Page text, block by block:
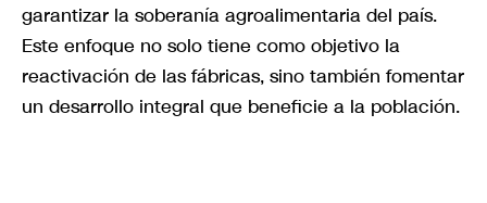
garantizar la soberanía agroalimentaria del país.
Este enfoque no solo tiene como objetivo la
reactivación de las fábricas, sino también fomentar
un desarrollo integral que beneficie a la población.